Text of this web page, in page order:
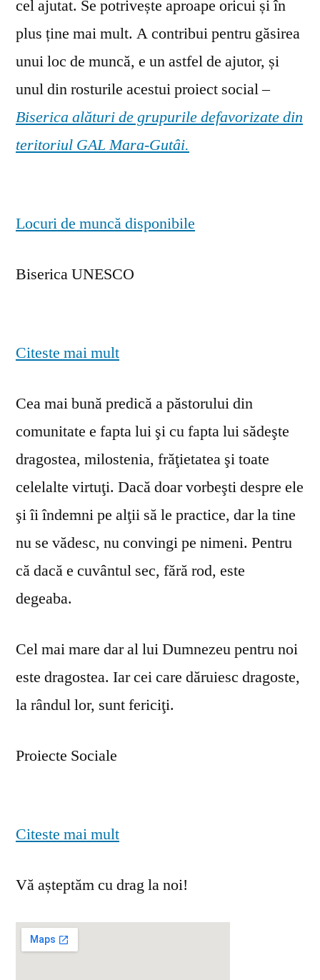
cel ajutat. Se potrivește aproape oricui și în
plus ține mai mult. A contribui pentru găsirea
unui loc de muncă, e un astfel de ajutor, și
unul din rosturile acestui proiect social –
Biserica alături de grupurile defavorizate din
teritoriul GAL Mara-Gutâi.
Locuri de muncă disponibile
Biserica UNESCO
Citeste mai mult
Cea mai bună predică a păstorului din
comunitate e fapta lui şi cu fapta lui sădeşte
dragostea, milostenia, frăţietatea şi toate
celelalte virtuţi. Dacă doar vorbeşti despre ele
şi îi îndemni pe alţii să le practice, dar la tine
nu se vă­desc, nu convingi pe nimeni. Pentru
că dacă e cuvântul sec, fără rod, este
degeaba.
Cel mai mare dar al lui Dumnezeu pentru noi
este dragostea. Iar cei care dăruiesc dragoste,
la rândul lor, sunt fericiţi.
Proiecte Sociale
Citeste mai mult
Vă așteptăm cu drag la noi!